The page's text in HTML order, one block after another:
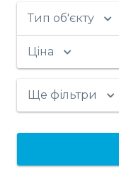
Тип об'єкту
Ціна
Ще фільтри